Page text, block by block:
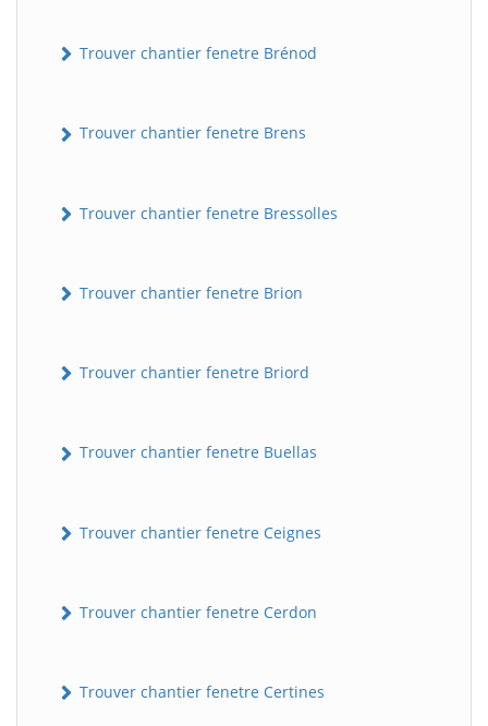
Trouver chantier fenetre Brénod
Trouver chantier fenetre Brens
Trouver chantier fenetre Bressolles
Trouver chantier fenetre Brion
Trouver chantier fenetre Briord
Trouver chantier fenetre Buellas
Trouver chantier fenetre Ceignes
Trouver chantier fenetre Cerdon
Trouver chantier fenetre Certines